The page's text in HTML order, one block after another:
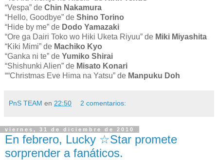
“Vespa” de Chin Nakamura
“Hello, Goodbye” de Shino Torino
“Hide by me” de Dodo Yamazaki
“Ore ga Dairi Toko wo Hiki Uketa Riyuu” de Miki Miyashita
“Kiki Mimi” de Machiko Kyo
“Ganka ni te” de Yumiko Shirai
“Shishunki Alien” de Misato Konari
““Christmas Eve Hima na Yatsu” de Manpuku Doh
PnS TEAM en 22:50 2 comentarios:
viernes, 31 de diciembre de 2010
En febrero, Lucky ☆Star promete
sorprender a fanáticos.